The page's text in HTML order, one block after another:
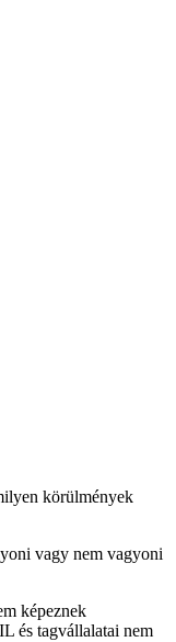
körülmények
vagy nem vagyoni
képeznek
és tagvállalatai nem